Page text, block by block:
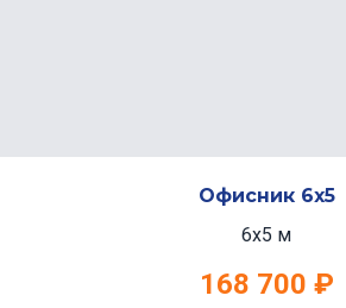
Офисник 6x5
6x5 м
168 700 ₽